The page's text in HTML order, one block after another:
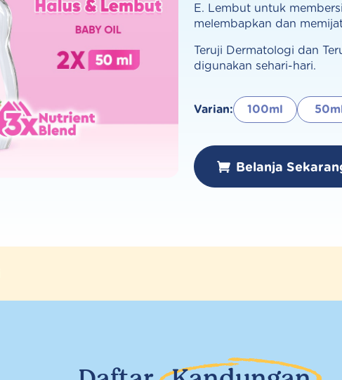
E. Lembut untuk
melembapkan dan
Teruji Dermatologi dan
digunakan sehari-hari.
Varian: 100ml
Belanja